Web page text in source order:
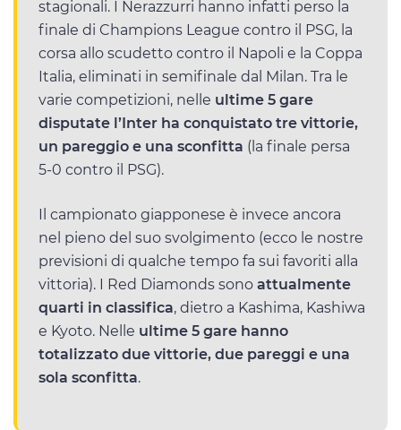
stagionali. I Nerazzurri hanno infatti perso la
finale di Champions League contro il PSG, la
corsa allo scudetto contro il Napoli e la Coppa
Italia, eliminati in semifinale dal Milan. Tra le
varie competizioni, nelle ultime 5 gare
disputate l’Inter ha conquistato tre vittorie,
un pareggio e una sconfitta (la finale persa
5-0 contro il PSG).
Il campionato giapponese è invece ancora
nel pieno del suo svolgimento (ecco le nostre
previsioni di qualche tempo fa sui favoriti alla
vittoria). I Red Diamonds sono attualmente
quarti in classifica, dietro a Kashima, Kashiwa
e Kyoto. Nelle ultime 5 gare hanno
totalizzato due vittorie, due pareggi e una
sola sconfitta.